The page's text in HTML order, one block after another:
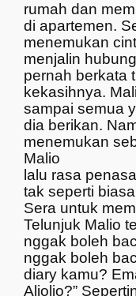
rumah dan
di apartemen.
menemukan
menjalin
pernah berkata
kekasihnya.
sampai semua
dia berikan.
menemukan
Malio
lalu rasa
tak seperti
Sera untuk
Telunjuk Malio
nggak boleh
nggak boleh
diary kamu?
Aliolio?”